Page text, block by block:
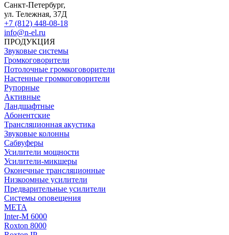
Санкт-Петербург,
ул. Тележная, 37Д
+7 (812) 448-08-18
info@n-el.ru
ПРОДУКЦИЯ
Звуковые системы
Громкоговорители
Потолочные громкоговорители
Настенные громкоговорители
Рупорные
Активные
Ландшафтные
Абонентские
Трансляционная акустика
Звуковые колонны
Сабвуферы
Усилители мощности
Усилители-микшеры
Оконечные трансляционные
Низкоомные усилители
Предварительные усилители
Системы оповещения
МЕТА
Inter-M 6000
Roxton 8000